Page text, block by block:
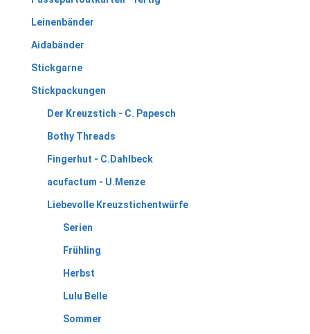
Leinenbänder
Aidabänder
Stickgarne
Stickpackungen
Der Kreuzstich - C. Papesch
Bothy Threads
Fingerhut - C.Dahlbeck
acufactum - U.Menze
Liebevolle Kreuzstichentwürfe
Serien
Frühling
Herbst
Lulu Belle
Sommer